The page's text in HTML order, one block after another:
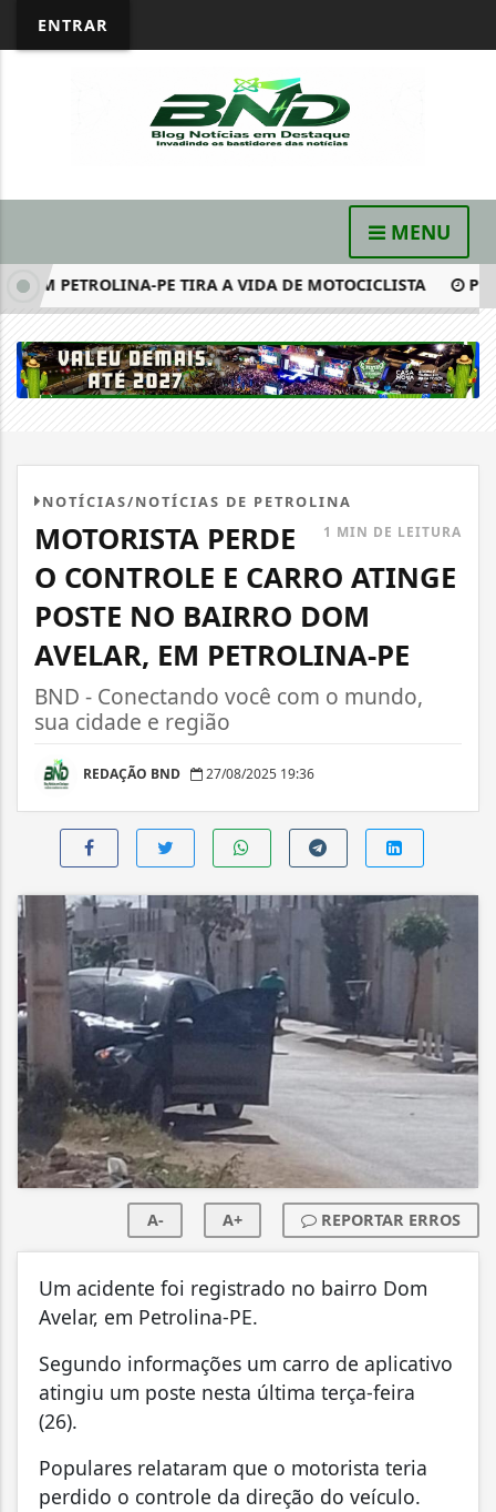
ENTRAR
MENU
PETROLINA-PE TIRA A VIDA DE MOTOCICLISTA
NOTÍCIAS/NOTÍCIAS DE PETROLINA
1 MIN DE LEITURA
MOTORISTA PERDE
O CONTROLE E CARRO ATINGE
POSTE NO BAIRRO DOM
AVELAR, EM PETROLINA-PE
BND - Conectando você com o mundo,
sua cidade e região
REDAÇÃO BND 27/08/2025 19:36
A- A+ REPORTAR ERROS
Um acidente foi registrado no bairro Dom
Avelar, em Petrolina-PE.
Segundo informações um carro de aplicativo
atingiu um poste nesta última terça-feira
(26).
Populares relataram que o motorista teria
perdido o controle da direção do veículo.